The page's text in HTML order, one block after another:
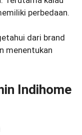
perbedaan.
dari brand
menentukan
Indihome